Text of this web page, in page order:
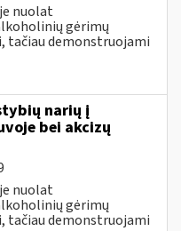
nuolat
gėrimų
tačiau demonstruojami
narių į
bei akcizų
nuolat
gėrimų
tačiau demonstruojami